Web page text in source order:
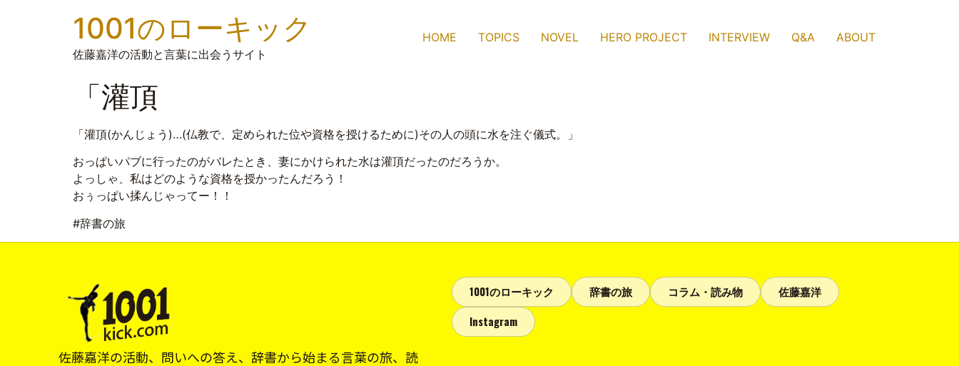
1001のローキック
佐藤嘉洋の活動と言葉に出会うサイト
HOME TOPICS NOVEL HERO PROJECT INTERVIEW Q&A ABOUT
「灌頂
「灌頂(かんじょう)…(仏教で、定められた位や資格を授けるために)その人の頭に水を注ぐ儀式。」
おっぱいパブに行ったのがバレたとき、妻にかけられた水は灌頂だったのだろうか。
よっしゃ、私はどのような資格を授かったんだろう！
おぅっぱい揉んじゃってー！！
#辞書の旅
佐藤嘉洋の活動、問いへの答え、辞書から始まる言葉の旅、読
1001のローキック 辞書の旅 コラム・読み物
佐藤嘉洋
Instagram